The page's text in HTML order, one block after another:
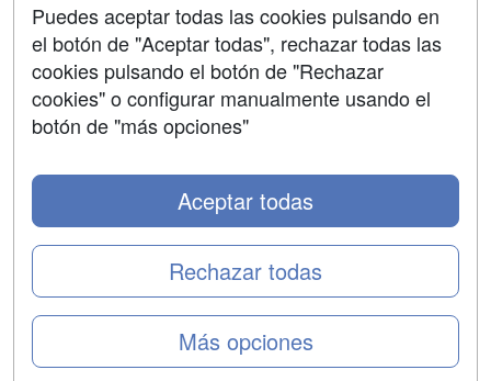
Copyleft
Puedes aceptar todas las cookies pulsando en
el botón de "Aceptar todas", rechazar todas las
cookies pulsando el botón de "Rechazar
cookies" o configurar manualmente usando el
botón de "más opciones"
Más opciones
Rechazar todas
Aceptar todas